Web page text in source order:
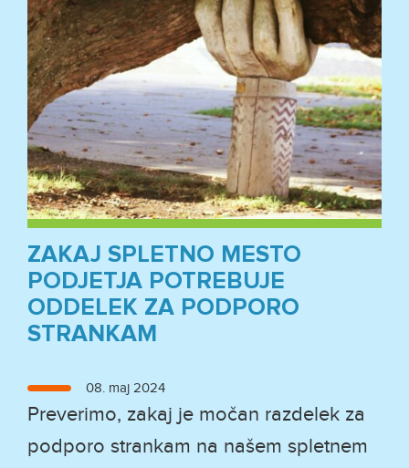
ZAKAJ SPLETNO MESTO
PODJETJA POTREBUJE
ODDELEK ZA PODPORO
STRANKAM
Objavljeno
dne
08. maj 2024
Preverimo, zakaj je močan razdelek za
podporo strankam na našem spletnem